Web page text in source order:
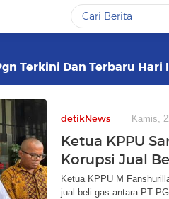
Terkini Dan Terbaru Hari
detikNews Kamis,
Ketua KPPU
Korupsi Jual
Ketua KPPU M
jual beli gas antara PT